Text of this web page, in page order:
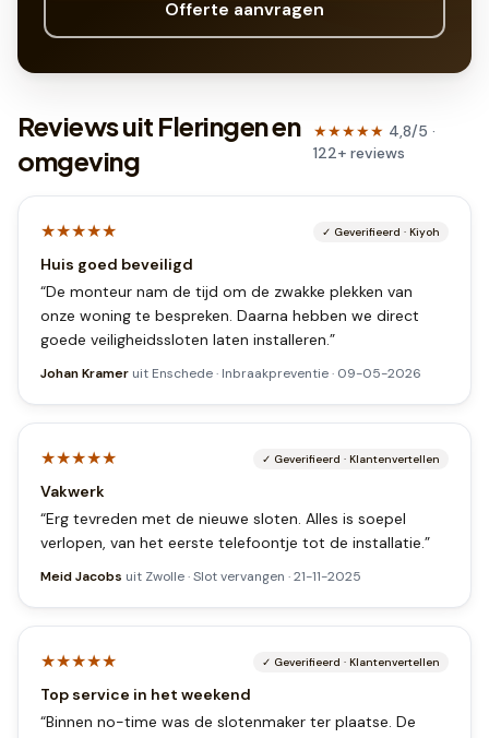
Offerte aanvragen
Reviews uit Fleringen en
omgeving
★★★★★ 4,8/5 ·
122+reviews
★★★★★ ✓ Geverifieerd · Kiyoh
Huis goed beveiligd
“De monteur nam de tijd om de zwakke plekken van
onze woning te bespreken. Daarna hebben we direct
goede veiligheidssloten laten installeren.”
Johan Kramer uit Enschede· Inbraakpreventie· 09-05-2026
★★★★★ ✓ Geverifieerd · Klantenvertellen
Vakwerk
“Erg tevreden met de nieuwe sloten. Alles is soepel
verlopen, van het eerste telefoontje tot de installatie.”
Meid Jacobs uit Zwolle·Slot vervangen ·21-11-2025
★★★★★ ✓ Geverifieerd · Klantenvertellen
Top service in het weekend
“Binnen no-time was de slotenmaker ter plaatse. De